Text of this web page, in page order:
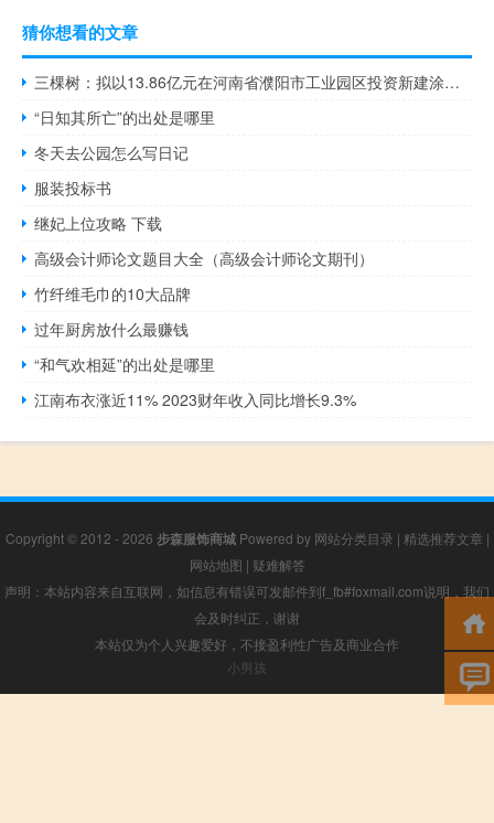
猜你想看的文章
三棵树：拟以13.86亿元在河南省濮阳市工业园区投资新建涂料生产及配套建设项目
“日知其所亡”的出处是哪里
冬天去公园怎么写日记
服装投标书
继妃上位攻略 下载
高级会计师论文题目大全（高级会计师论文期刊）
竹纤维毛巾的10大品牌
过年厨房放什么最赚钱
“和气欢相延”的出处是哪里
江南布衣涨近11% 2023财年收入同比增长9.3%
Copyright © 2012 - 2026 步森服饰商城Powered by 网站分类目录 | 精选推荐文章 |
网站地图 | 疑难解答
声明：本站内容来自互联网，如信息有错误可发邮件到f_fb#foxmail.com说明，我们
会及时纠正，谢谢
本站仅为个人兴趣爱好，不接盈利性广告及商业合作
小男孩